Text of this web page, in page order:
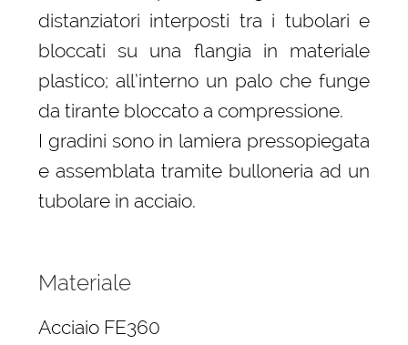
distanziatori interposti tra i tubolari e
bloccati su una flangia in materiale
plastico; all’interno un palo che funge
da tirante bloccato a compressione.
I gradini sono in lamiera pressopiegata
e assemblata tramite bulloneria ad un
tubolare in acciaio.
Materiale
Acciaio FE360